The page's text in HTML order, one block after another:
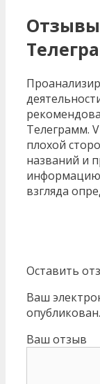
Отзывы
Телеграмм.
плохой
названий и
взгляда
Оставить
Ваш
Ваш отзыв